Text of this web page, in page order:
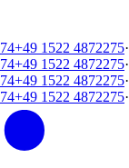
+49 1522 4872275·
+49 1522 4872275·
+49 1522 4872275·
+49 1522 4872275·